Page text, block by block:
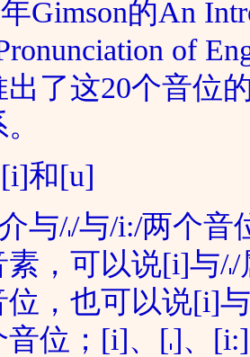
Gimson的An
of
出了这20个音位
和[u]
与//与/i:/两个音
素，可以说[i]与//
位，也可以说[i]
音位；[i]、[]、